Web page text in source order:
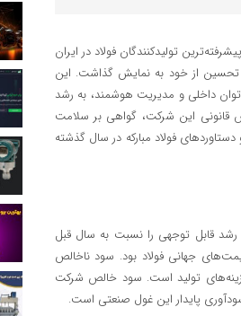
تولیدکنندگان فولاد در ایران
از خود به نمایش گذاشت. این
داخلی و مدیریت هوشمند، به رشد
این شرکت، گواهی بر سلامت
فولاد مبارکه در سال گذشته
قابل توجهی را نسبت به سال قبل
جهانی فولاد بود. سود ناخالص
تولید است. سود خالص شرکت
پایدار این غول صنعتی است.